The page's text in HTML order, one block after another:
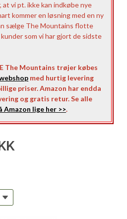
vi pt. ikke kan indkøbe nye
kommer en løsning med en ny
sælge The Mountains flotte
som vi har gjort de sidste
The Mountains trøjer købes
med hurtig levering
priser. Amazon har endda
og gratis retur. Se alle
Amazon lige her >>.